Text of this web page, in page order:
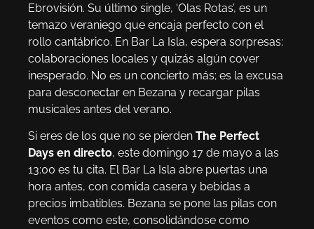
Ebrovisión. Su último single, ‘Olas Rotas’, es un
temazo veraniego que encaja perfecto con el
rollo cantábrico. En Bar La Isla, espera sorpresas:
colaboraciones locales y quizás algún cover
inesperado. No es un concierto más; es la excusa
para desconectar en Bezana y recargar pilas
musicales antes del verano.
Si eres de los que no se pierden The Perfect
Days en directo, este domingo 17 de mayo a las
13:00 es tu cita. El Bar La Isla abre puertas una
hora antes, con comida casera y bebidas a
precios imbatibles. Bezana se pone las pilas con
eventos como este, consolidándose como